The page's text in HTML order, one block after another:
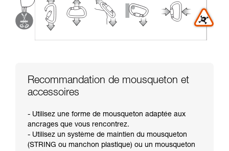
Recommandation de mousqueton et
accessoires
- Utilisez une forme de mousqueton adaptée aux
ancrages que vous rencontrez.
- Utilisez un système de maintien du mousqueton
(STRING ou manchon plastique) ou un mousqueton